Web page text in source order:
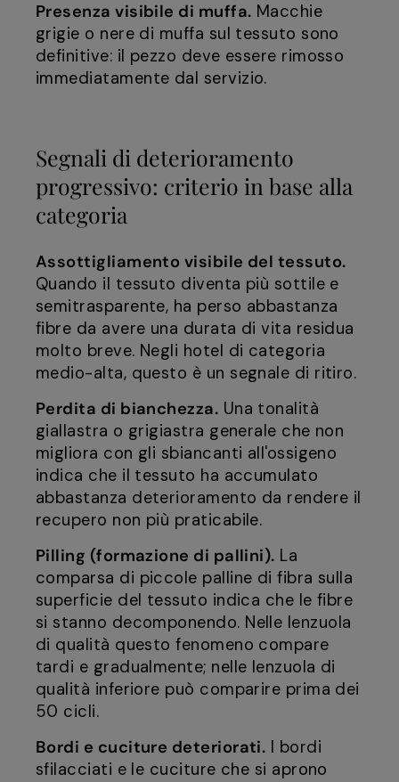
Presenza visibile di muffa. Macchie
grigie o nere di muffa sul tessuto sono
definitive: il pezzo deve essere rimosso
immediatamente dal servizio.
Segnali di deterioramento
progressivo: criterio in base alla
categoria
Assottigliamento visibile del tessuto.
Quando il tessuto diventa più sottile e
semitrasparente, ha perso abbastanza
fibre da avere una durata di vita residua
molto breve. Negli hotel di categoria
medio-alta, questo è un segnale di ritiro.
Perdita di bianchezza. Una tonalità
giallastra o grigiastra generale che non
migliora con gli sbiancanti all'ossigeno
indica che il tessuto ha accumulato
abbastanza deterioramento da rendere il
recupero non più praticabile.
Pilling (formazione di pallini). La
comparsa di piccole palline di fibra sulla
superficie del tessuto indica che le fibre
si stanno decomponendo. Nelle lenzuola
di qualità questo fenomeno compare
tardi e gradualmente; nelle lenzuola di
qualità inferiore può comparire prima dei
50 cicli.
Bordi e cuciture deteriorati. I bordi
sfilacciati e le cuciture che si aprono